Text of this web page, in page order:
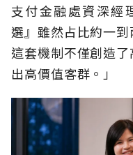
支付金融處資深經
選』雖然占比約一
這套機制不僅創造
出高價值客群。」